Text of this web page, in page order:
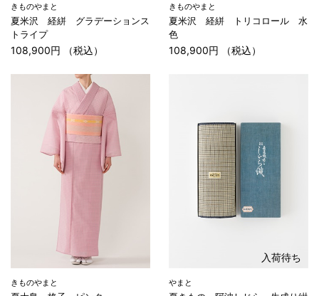
きものやまと
夏米沢 経絣 グラデーションス
トライプ
108,900円 （税込）
きものやまと
夏米沢 経絣 トリコロール 水
色
108,900円 （税込）
きものやまと
入荷待ち
やまと